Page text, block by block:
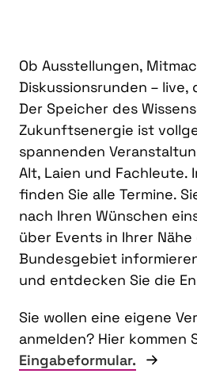
Ob Ausstellungen,
Diskussionsrunden –
Der Speicher des
Zukunftsenergie ist
spannenden
Alt, Laien und Fachleute.
finden Sie alle Termine.
nach Ihren Wünschen
über Events in Ihrer
Bundesgebiet
und entdecken Sie die
Sie wollen eine eigene
anmelden? Hier kommen
Eingabeformular.